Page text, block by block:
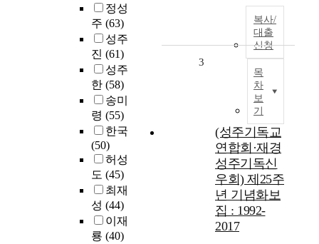
정성
주 (63)
성주
진 (61)
성주
한 (58)
송미
령 (55)
한국
(50)
허성
도 (45)
최재
성 (44)
이재
룡 (40)
복사/
대출
신청
목
차
보
기
3
(성주기독교
연합회·재경
성주기독신
우회) 제25주
년 기념화보
집 : 1992-
2017